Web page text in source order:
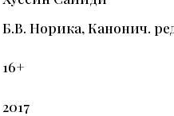
Б.В. Норика, Канонич.
16+
2017